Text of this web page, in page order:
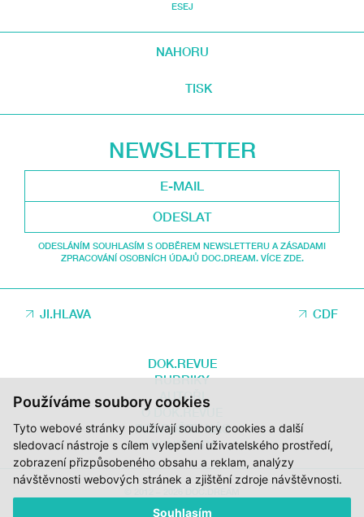
Používáme soubory cookies
Tyto webové stránky používají soubory cookies a další
sledovací nástroje s cílem vylepšení uživatelského prostředí,
zobrazení přizpůsobeného obsahu a reklam, analýzy
návštěvnosti webových stránek a zjištění zdroje návštěvnosti.
Souhlasím
ESEJ
NAHORU
TISK
NEWSLETTER
ODESLAT
ODESLÁNÍM SOUHLASÍM S ODBĚREM NEWSLETTERU A ZÁSADAMI
ZPRACOVÁNÍ OSOBNÍCH ÚDAJŮ DOC.DREAM. VÍCE ZDE.
JI.HLAVA CDF
DOK.REVUE
RUBRIKY
AUTOŘI
O DOK.REVUE
PODPOŘTE NÁS
KONTAKTY